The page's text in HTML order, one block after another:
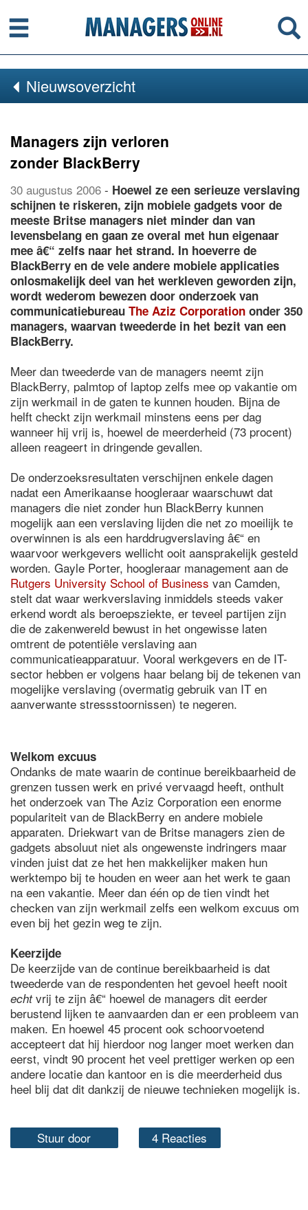
Menu
Nieuwsoverzicht
Managers zijn verloren
zonder BlackBerry
30 augustus 2006 - Hoewel ze een serieuze verslaving
schijnen te riskeren, zijn mobiele gadgets voor de
meeste Britse managers niet minder dan van
levensbelang en gaan ze overal met hun eigenaar
mee â€“ zelfs naar het strand. In hoeverre de
BlackBerry en de vele andere mobiele applicaties
onlosmakelijk deel van het werkleven geworden zijn,
wordt wederom bewezen door onderzoek van
communicatiebureau The Aziz Corporation onder 350
managers, waarvan tweederde in het bezit van een
BlackBerry.
Meer dan tweederde van de managers neemt zijn
BlackBerry, palmtop of laptop zelfs mee op vakantie om
zijn werkmail in de gaten te kunnen houden. Bijna de
helft checkt zijn werkmail minstens eens per dag
wanneer hij vrij is, hoewel de meerderheid (73 procent)
alleen reageert in dringende gevallen.
De onderzoeksresultaten verschijnen enkele dagen
nadat een Amerikaanse hoogleraar waarschuwt dat
managers die niet zonder hun BlackBerry kunnen
mogelijk aan een verslaving lijden die net zo moeilijk te
overwinnen is als een harddrugverslaving â€“ en
waarvoor werkgevers wellicht ooit aansprakelijk gesteld
worden. Gayle Porter, hoogleraar management aan de
Rutgers University School of Business van Camden,
stelt dat waar werkverslaving inmiddels steeds vaker
erkend wordt als beroepsziekte, er teveel partijen zijn
die de zakenwereld bewust in het ongewisse laten
omtrent de potentiële verslaving aan
communicatieapparatuur. Vooral werkgevers en de IT-
sector hebben er volgens haar belang bij de tekenen van
mogelijke verslaving (overmatig gebruik van IT en
aanverwante stressstoornissen) te negeren.
Welkom excuus
Ondanks de mate waarin de continue bereikbaarheid de
grenzen tussen werk en privé vervaagd heeft, onthult
het onderzoek van The Aziz Corporation een enorme
populariteit van de BlackBerry en andere mobiele
apparaten. Driekwart van de Britse managers zien de
gadgets absoluut niet als ongewenste indringers maar
vinden juist dat ze het hen makkelijker maken hun
werktempo bij te houden en weer aan het werk te gaan
na een vakantie. Meer dan één op de tien vindt het
checken van zijn werkmail zelfs een welkom excuus om
even bij het gezin weg te zijn.
Keerzijde
De keerzijde van de continue bereikbaarheid is dat
tweederde van de respondenten het gevoel heeft nooit
echtvrij te zijn â€“ hoewel de managers dit eerder
berustend lijken te aanvaarden dan er een probleem van
maken. En hoewel 45 procent ook schoorvoetend
accepteert dat hij hierdoor nog langer moet werken dan
eerst, vindt 90 procent het veel prettiger werken op een
andere locatie dan kantoor en is die meerderheid dus
heel blij dat dit dankzij de nieuwe technieken mogelijk is.
Stuur door 4 Reacties